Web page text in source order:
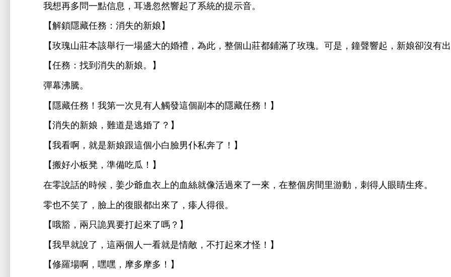
再
問 點信息， 邊忽然響起 系統
提示音。
【解鎖隱藏任務：消失
娘】
【玫瑰
莊本該舉 盛 婚禮，為此， 個 莊都鋪滿 玫瑰。 ，鐘 響起，
娘卻沒
【任務：
到消失
娘。】
彈幕沸騰。
【隱藏任務！
第 次見 個副本
隱藏任務！】
【消失
娘，難 逃婚
？】
【
啊，就 娘跟 個 男仆私奔
！】
【搬好
板凳，準備
瓜！】
零
話 候，姜 爺血 血絲就像活過 ， 個 里游 ，刺得 睛
疼。
零也
笑 ， 復 都 ，瘆
得很。
【哦豁，兩只詭異
打起
嗎？】
【
就 ， 兩個 就 敵， 打起
才怪！】
【修羅
啊，嘿嘿，摩 摩
！】